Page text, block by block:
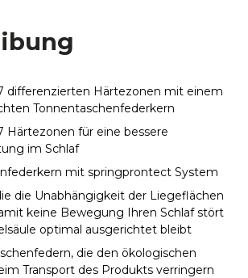
differenzierten Härtezonen mit einem
Tonnentaschenfederkern
Härtezonen für eine bessere
im Schlaf
mit springprontect System
die Unabhängigkeit der Liegeflächen
keine Bewegung Ihren Schlaf stört
optimal ausgerichtet bleibt
die den ökologischen
Transport des Produkts verringern